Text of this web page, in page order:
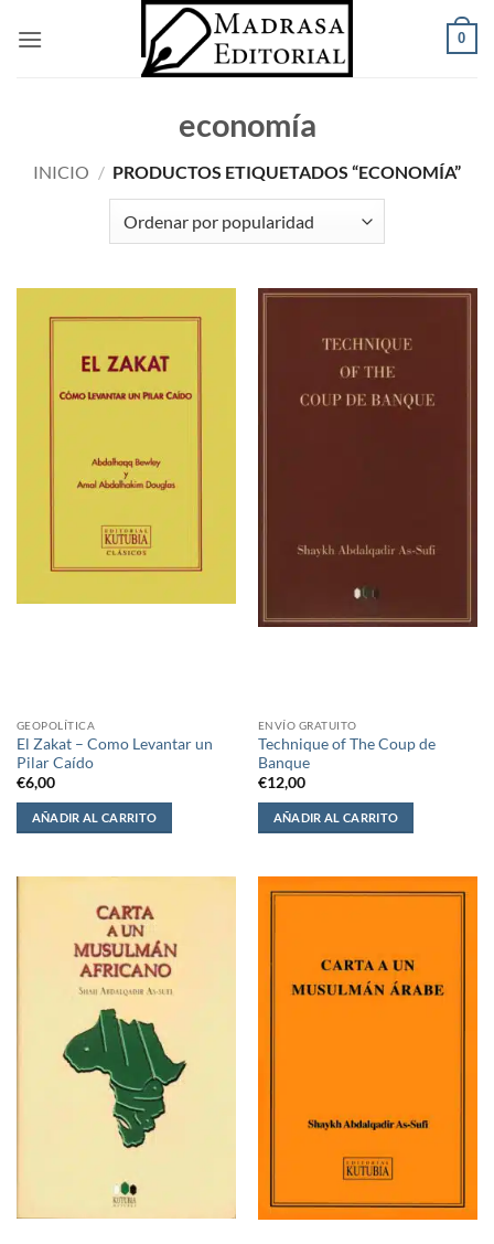
0
economía
INICIO / PRODUCTOS ETIQUETADOS “ECONOMÍA”
GEOPOLÍTICA
El Zakat – Como Levantar un
Pilar Caído
€6,00
AÑADIR AL CARRITO
ENVÍO GRATUITO
Technique of The Coup de
Banque
€12,00
AÑADIR AL CARRITO